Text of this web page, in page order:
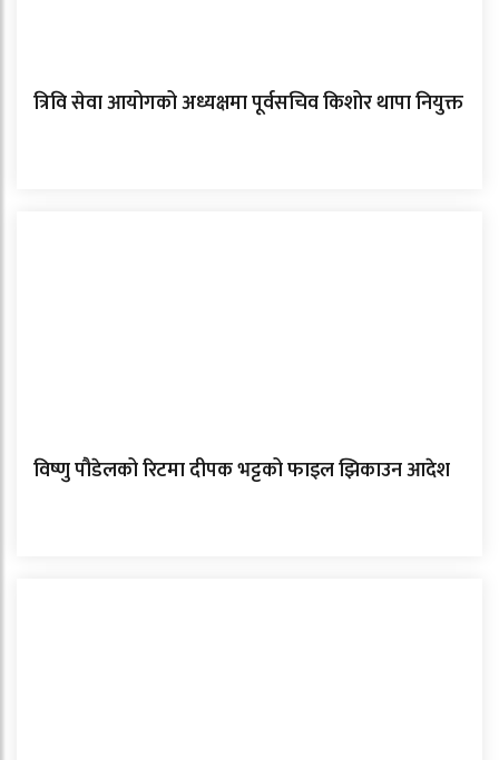
त्रिवि सेवा आयोगको अध्यक्षमा पूर्वसचिव किशोर थापा नियुक्त
विष्णु पौडेलको रिटमा दीपक भट्टको फाइल झिकाउन आदेश